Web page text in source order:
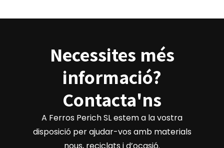
Necessites més
informació?
Contacta'ns
A Ferros Perich SL estem a la vostra
disposició per ajudar-vos amb materials